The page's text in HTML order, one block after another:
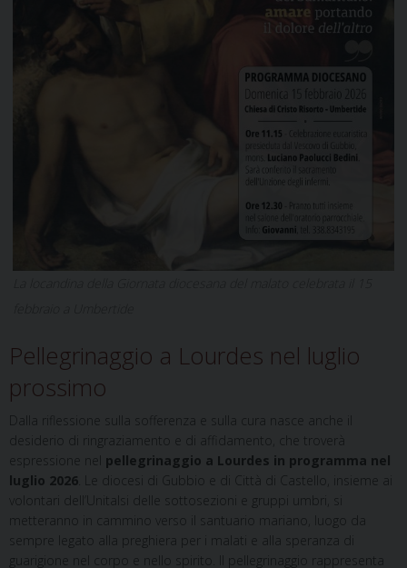
Pellegrinaggio a Lourdes nel luglio
prossimo
Dalla riflessione sulla sofferenza e sulla cura nasce anche il
desiderio di ringraziamento e di affidamento, che troverà
espressione nel pellegrinaggio a Lourdes in programma nel
luglio 2026 . Le diocesi di Gubbio e di Città di Castello, insieme ai
volontari dell’Unitalsi delle sottosezioni e gruppi umbri, si
metteranno in cammino verso il santuario mariano, luogo da
sempre legato alla preghiera per i malati e alla speranza di
guarigione nel corpo e nello spirito. Il pellegrinaggio rappresenta